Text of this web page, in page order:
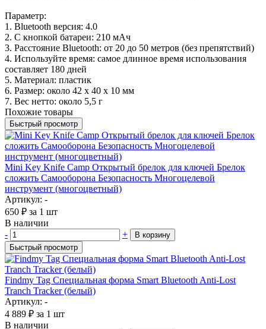
Параметр:
1. Bluetooth версия: 4.0
2. С кнопкой батареи: 210 мАч
3. Расстояние Bluetooth: от 20 до 50 метров (без препятствий)
4. Используйте время: самое длинное время использования
составляет 180 дней
5. Материал: пластик
6. Размер: около 42 х 40 х 10 мм
7. Вес нетто: около 5,5 г
Похожие товары
Быстрый просмотр
Mini Key Knife Camp Открытый брелок для ключей Брелок
сложить Самооборона Безопасность Многоцелевой
инструмент (многоцветный)
Артикул: -
650 ₽ за 1 шт
В наличии
-
+
В корзину
Быстрый просмотр
Findmy Tag Специальная форма Smart Bluetooth Anti-Lost
Tranch Tracker (белый)
Артикул: -
4 889 ₽ за 1 шт
В наличии